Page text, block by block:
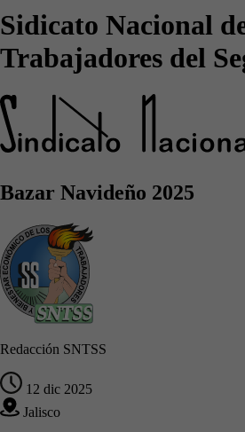
Sidicato Nacional
Trabajadores del
Bazar Navideño 2025
Redacción SNTSS
12 dic 2025
Jalisco